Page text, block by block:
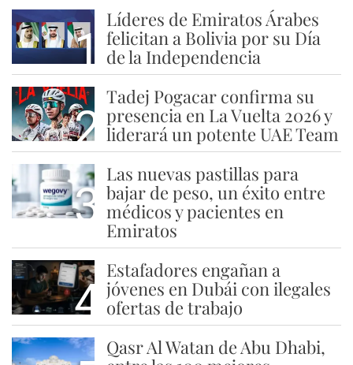
1
Líderes de Emiratos Árabes
felicitan a Bolivia por su Día
de la Independencia
2
Tadej Pogacar confirma su
presencia en La Vuelta 2026 y
liderará un potente UAE Team
3
Las nuevas pastillas para
bajar de peso, un éxito entre
médicos y pacientes en
Emiratos
4
Estafadores engañan a
jóvenes en Dubái con ilegales
ofertas de trabajo
Qasr Al Watan de Abu Dhabi,